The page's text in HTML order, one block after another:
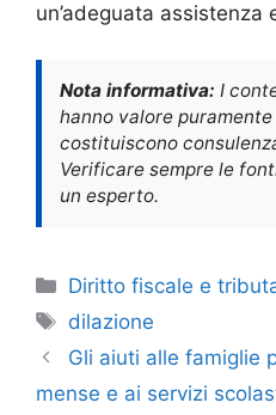
un’adeguata assistenza
Nota informativa: I
hanno valore
costituiscono
Verificare sempre le
un esperto.
Categorie
Diritto fiscale e
Tag
dilazione
Gli aiuti alle famiglie
mense e ai servizi